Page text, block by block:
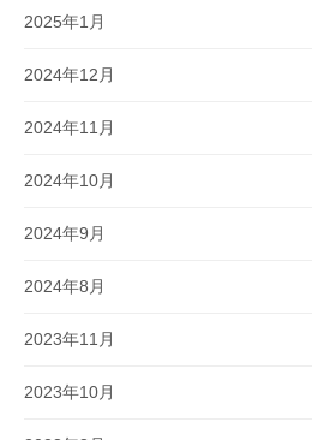
2025年1月
2024年12月
2024年11月
2024年10月
2024年9月
2024年8月
2023年11月
2023年10月